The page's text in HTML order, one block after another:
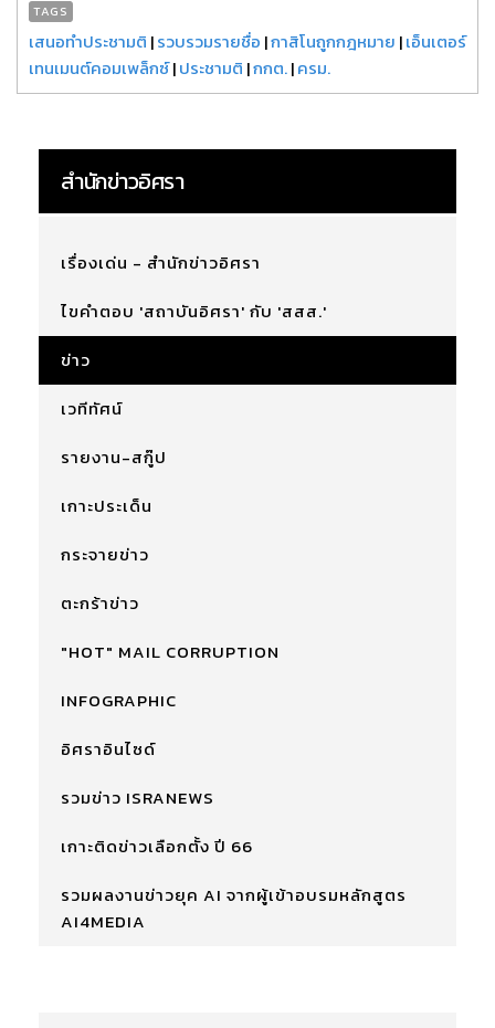
TAGS
เสนอทำประชามติ |รวบรวมรายชื่อ |กาสิโนถูกกฎหมาย |เอ็นเตอร์
เทนเมนต์คอมเพล็กซ์|ประชามติ |กกต.|ครม.
สำนักข่าวอิศรา
เรื่องเด่น - สำนักข่าวอิศรา
ไขคำตอบ 'สถาบันอิศรา' กับ 'สสส.'
ข่าว
เวทีทัศน์
รายงาน-สกู๊ป
เกาะประเด็น
กระจายข่าว
ตะกร้าข่าว
"HOT" MAIL CORRUPTION
INFOGRAPHIC
อิศราอินไซด์
รวมข่าว ISRANEWS
เกาะติดข่าวเลือกตั้ง ปี 66
รวมผลงานข่าวยุค AI จากผู้เข้าอบรมหลักสูตร
AI4MEDIA